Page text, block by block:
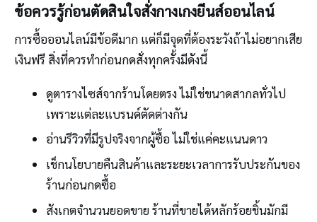
ข้อควรรู้ก่อนตัดสินใจสั่งกางเกงยีนส์ออนไลน์
การซื้อออนไลน์มีข้อดีมาก แต่ก็มีจุดที่ต้องระวังถ้าไม่อยากเสีย
เงินฟรี สิ่งที่ควรทำก่อนกดสั่งทุกครั้งมีดังนี้
ดูตารางไซส์จากร้านโดยตรง ไม่ใช่ขนาดสากลทั่วไป
เพราะแต่ละแบรนด์ตัดต่างกัน
อ่านรีวิวที่มีรูปจริงจากผู้ซื้อ ไม่ใช่แค่คะแนนดาว
เช็กนโยบายคืนสินค้าและระยะเวลาการรับประกันของ
ร้านก่อนกดซื้อ
สังเกตจำนวนยอดขาย ร้านที่ขายได้หลักร้อยชิ้นมักมี